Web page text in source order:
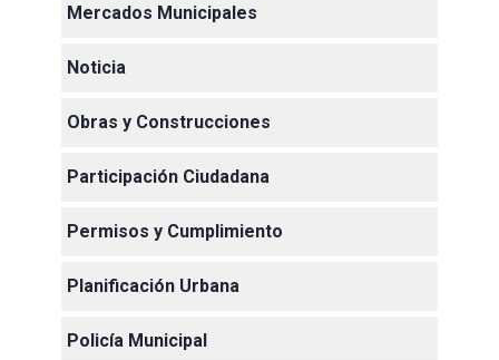
Mercados Municipales
Noticia
Obras y Construcciones
Participación Ciudadana
Permisos y Cumplimiento
Planificación Urbana
Policía Municipal